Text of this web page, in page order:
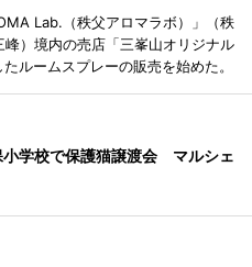
Lab.（秩父アロマラボ）」（秩
）境内の売店「三峯山オリジナル
ルームスプレーの販売を始めた。
小学校で保護猫譲渡会 マルシェ